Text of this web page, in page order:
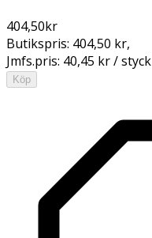
404,50kr
Butikspris: 404,50 kr,
Jmfs.pris: 40,45 kr / styck
Köp